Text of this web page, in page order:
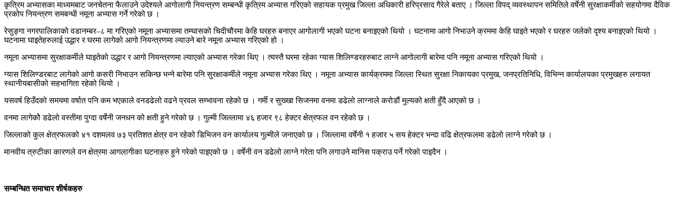
कृत्रिम अभ्यासका माध्यमबाट जनचेतना फैलाउने उदेश्यले आगोलागी नियन्त्रण सम्बन्धी कृत्रिम अभ्यास गरिएको सहायक प्रमुख जिल्ला अधिकारी हरिप्रसाद गैरेले बताए । जिल्ला विपद् व्यवस्थापन समितिले वर्षेनी सुरक्षाकर्मीको सहयोगमा दैविक
प्रकोप नियन्त्रण समबन्धी नमूना अभ्यास गर्ने गरेको छ ।
रेसुङ्गा नगरपालिकाको वडानम्बर–८ मा गरिएको नमूना अभ्यासमा तम्घासको चिदीचौरमा केहि घरहरु बनाएर आगोलागी भएको घटना बनाइएको थियो । घटनामा आगो निभाउने क्रममा केहि घाइते भएको र घरहरु जलेको दृश्य बनाइएको थियो ।
घटनामा घाइतेहरुलाई उद्धार र घरमा लागेको आगो नियन्त्रणमा ल्याउने बारे नमूना अभ्यास गरिएको हो ।
नमूना अभ्यासमा सुरक्षाकर्मीले घाइतेको उद्धार र आगो नियन्त्रणमा ल्याएको अभ्यास गरेका थिए । त्यस्तै घरमा रहेका ग्यास शिलिण्डरहरुबाट लाग्ने आगोलागी बारेमा पनि नमूना अभ्यास गरिएको थियो ।
ग्यास शिलिण्डरबाट लागेको आगो कसरी निभाउन सकिन्छ भन्ने बारेमा पनि सुरक्षाकर्मीले नमूना अभ्यास गरेका थिए । नमूना अभ्यास कार्यक्रममा जिल्ला स्थित सुरक्षा निकायका प्रमुख, जनप्रतिनिधि, विभिन्न कार्यालयका प्रमुखहरु लगायत
स्थानीयबासीको सहभागिता रहेको थियो ।
यसवर्ष हिउँदको समयमा वर्षात पनि कम भएकाले वनडढेलो वढने प्रवल सम्भावना रहेको छ । गर्मी र सुख्खा सिजनमा वनमा डढेलो लाग्नाले करोडौं मुल्यको क्षती हुँदै आएको छ ।
वनमा लागेकोे डढेलो वस्तीमा पुग्दा वर्षेनी जनधन को क्षती हुने गरेको छ । गुल्मी जिल्लामा ४६ हजार ९८ हेक्टर क्षेत्रफल वन रहेको छ ।
जिल्लाको कुल क्षेत्रफलको ४१ दशमलव ७३ प्रतिशत क्षेत्र वन रहेको डिभिजन वन कार्यालय गुल्मीले जनाएको छ । जिल्लामा वर्षेनी १ हजार ५ सय हेक्टर भन्दा वढि क्षेत्रफलमा डढेलो लाग्ने गरेको छ ।
मानवीय त्रुटीका कारणले वन क्षेत्रमा आगलागीका घटनाहरु हुने गरेको पाइएको छ । वर्षेनी वन डढेलो लाग्ने गरेता पनि लगाउने मानिस पक्राउ पर्ने गरेको पाइदैन ।
सम्बन्धित समाचार शीर्षकहरु